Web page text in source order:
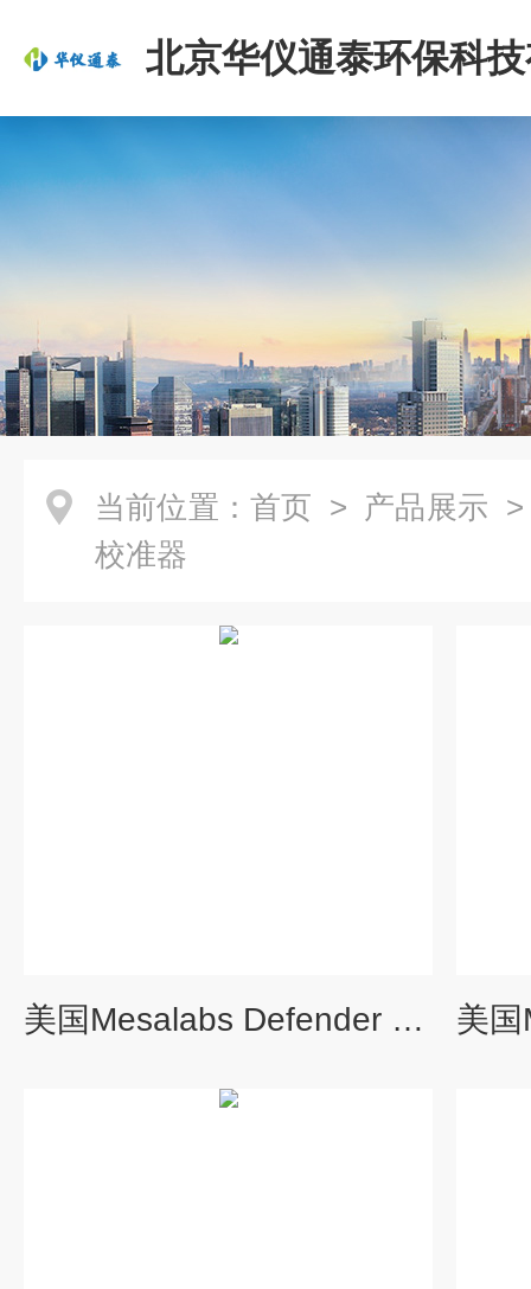
北京华仪通泰环保科
司
当前位置： 首页 > 产品展示
校准器
美国Mesalabs Defender 520H流量校准器